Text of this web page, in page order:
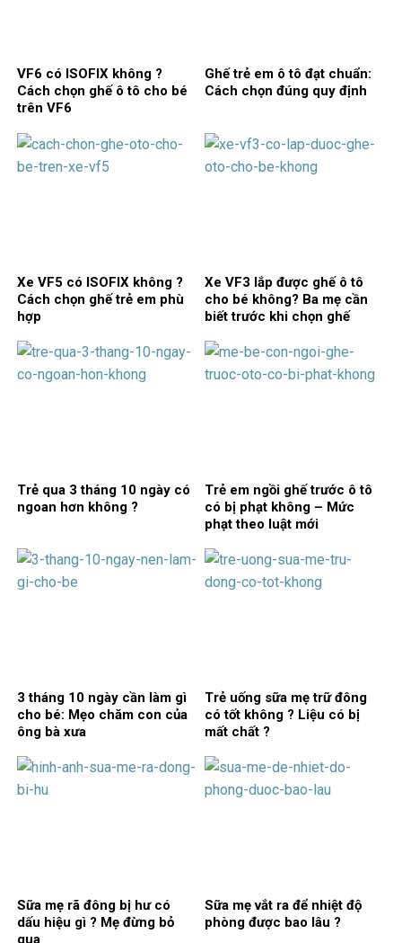
VF6 có ISOFIX không ?
Cách chọn ghế ô tô cho bé
trên VF6
Ghế trẻ em ô tô đạt chuẩn:
Cách chọn đúng quy định
Xe VF5 có ISOFIX không ?
Cách chọn ghế trẻ em phù
hợp
Xe VF3 lắp được ghế ô tô
cho bé không? Ba mẹ cần
biết trước khi chọn ghế
Trẻ qua 3 tháng 10 ngày có
ngoan hơn không ?
Trẻ em ngồi ghế trước ô tô
có bị phạt không – Mức
phạt theo luật mới
3 tháng 10 ngày cần làm gì
cho bé: Mẹo chăm con của
ông bà xưa
Trẻ uống sữa mẹ trữ đông
có tốt không ? Liệu có bị
mất chất ?
Sữa mẹ rã đông bị hư có
dấu hiệu gì ? Mẹ đừng bỏ
qua
Sữa mẹ vắt ra để nhiệt độ
phòng được bao lâu ?